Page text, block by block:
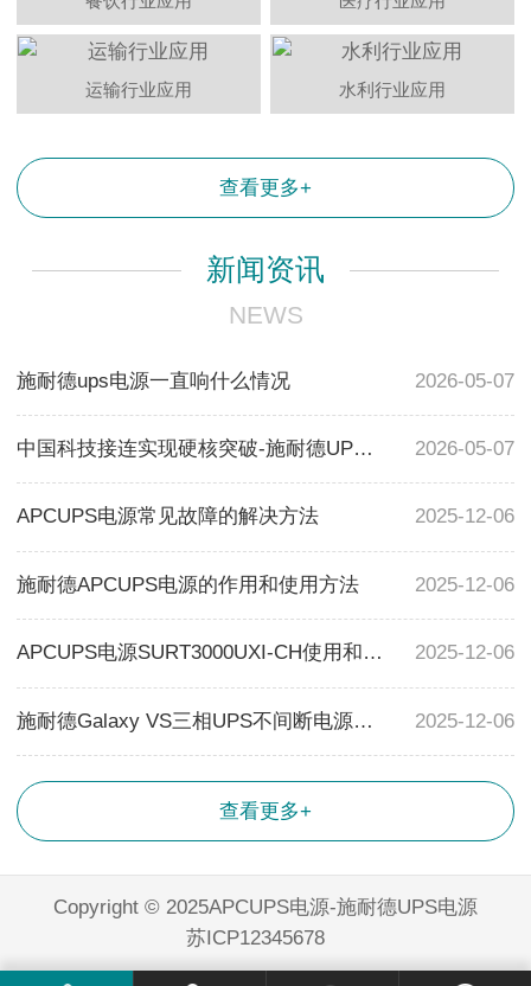
运输行业应用 水利行业应用
查看更多+
新闻资讯
NEWS
施耐德ups电源一直响什么情况 2026-05-07
中国科技接连实现硬核突破-施耐德UPS电源助力科技发展 2026-05-07
APCUPS电源常见故障的解决方法 2025-12-06
施耐德APCUPS电源的作用和使用方法 2025-12-06
APCUPS电源SURT3000UXI-CH使用和运行时应注意事项 2025-12-06
施耐德Galaxy VS三相UPS不间断电源扩展至150kW功率段，助力更广泛的关键基础设施和边缘应用 2025-12-06
查看更多+
Copyright © 2025APCUPS电源-施耐德UPS电源
苏ICP12345678